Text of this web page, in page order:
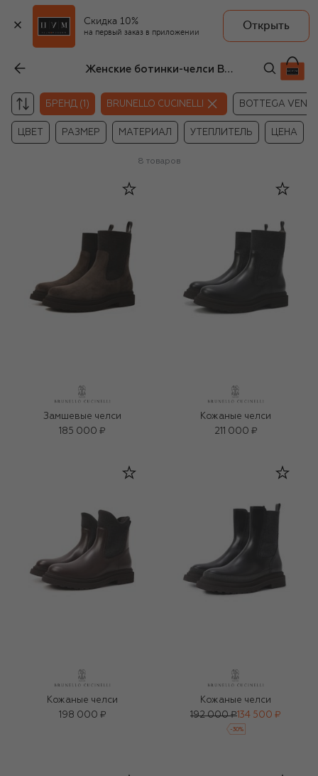
Скидка 10%
на первый заказ в приложении
Открыть
Женские ботинки-челси Brunello Cucinelli
БРЕНД (1) BRUNELLO CUCINELLI BOTTEGA
ЦВЕТ РАЗМЕР МАТЕРИАЛ УТЕПЛИТЕЛЬ ЦЕНА
8 товаров
Замшевые челси
185 000 ₽
Кожаные челси
211 000 ₽
Кожаные челси
198 000 ₽
Кожаные челси
192 000 ₽ 134 500 ₽
-30%